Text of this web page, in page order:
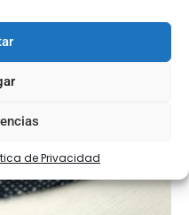
de Privacidad